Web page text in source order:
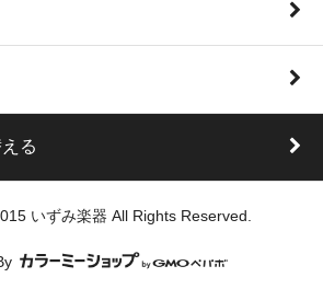
る
いずみ楽器 All Rights Reserved.